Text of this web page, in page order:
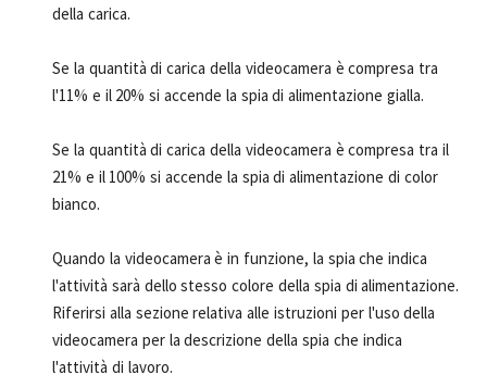
della carica.
Se la quantità di carica della videocamera è compresa tra
l'11% e il 20% si accende la spia di alimentazione gialla.
Se la quantità di carica della videocamera è compresa tra il
21% e il 100% si accende la spia di alimentazione di color
bianco.
Quando la videocamera è in funzione, la spia che indica
l'attività sarà dello stesso colore della spia di alimentazione.
Riferirsi alla sezione relativa alle istruzioni per l'uso della
videocamera per la descrizione della spia che indica
l'attività di lavoro.